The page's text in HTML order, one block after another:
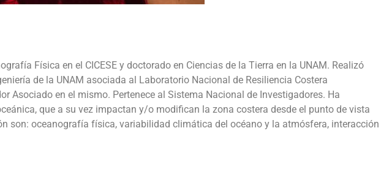
Física en el CICESE y doctorado en Ciencias de la Tierra en la UNAM. Realizó
de la UNAM asociada al Laboratorio Nacional de Resiliencia Costera
Asociado en el mismo. Pertenece al Sistema Nacional de Investigadores. Ha
que a su vez impactan y/o modifican la zona costera desde el punto de vista
son: oceanografía física, variabilidad climática del océano y la atmósfera, interacción